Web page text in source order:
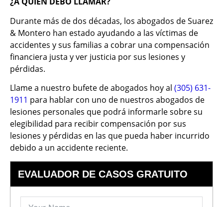
Durante más de dos décadas, los abogados de Suarez
& Montero han estado ayudando a las víctimas de
accidentes y sus familias a cobrar una compensación
financiera justa y ver justicia por sus lesiones y
pérdidas.
Llame a nuestro bufete de abogados hoy al (305) 631-
1911 para hablar con uno de nuestros abogados de
lesiones personales que podrá informarle sobre su
elegibilidad para recibir compensación por sus
lesiones y pérdidas en las que pueda haber incurrido
debido a un accidente reciente.
EVALUADOR DE CASOS GRATUITO